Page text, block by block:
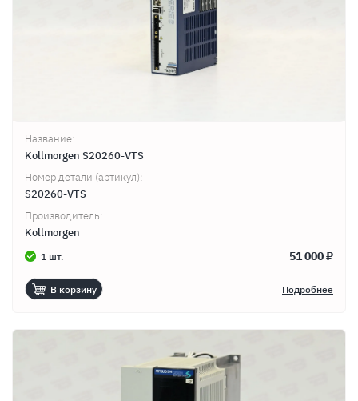
Название:
Kollmorgen S20260-VTS
Номер детали (артикул):
S20260-VTS
Производитель:
Kollmorgen
1 шт. 51 000 ₽
В корзину Подробнее